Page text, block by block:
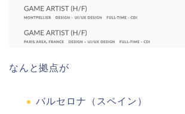
なんと拠点が
バルセロナ（スペイン）